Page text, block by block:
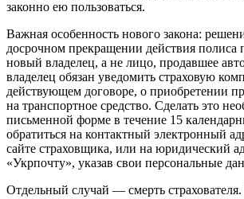
законно ею пользоваться.
Важная особенность нового закона:
досрочном прекращении действия
новый владелец, а не лицо, продавшее
владелец обязан уведомить страховую
действующем договоре, о приобретении
на транспортное средство. Сделать это
письменной форме в течение 15
обратиться на контактный электронный
сайте страховщика, или на юридический
«Укрпочту», указав свои персональные
Отдельный случай — смерть